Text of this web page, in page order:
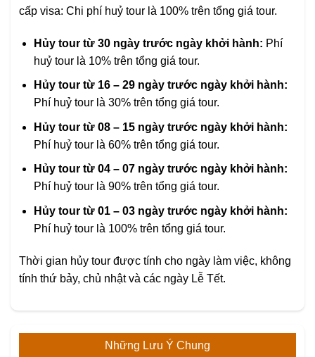
cấp visa: Chi phí huỷ tour là 100% trên tổng giá tour.
Hủy tour từ 30 ngày trước ngày khởi hành: Phí
huỷ tour là 10% trên tổng giá tour.
Hủy tour từ 16 – 29 ngày trước ngày khởi hành:
Phí huỷ tour là 30% trên tổng giá tour.
Hủy tour từ 08 – 15 ngày trước ngày khởi hành:
Phí huỷ tour là 60% trên tổng giá tour.
Hủy tour từ 04 – 07 ngày trước ngày khởi hành:
Phí huỷ tour là 90% trên tổng giá tour.
Hủy tour từ 01 – 03 ngày trước ngày khởi hành:
Phí huỷ tour là 100% trên tổng giá tour.
Thời gian hủy tour được tính cho ngày làm việc, không
tính thứ bảy, chủ nhật và các ngày Lễ Tết.
Những Lưu Ý Chung